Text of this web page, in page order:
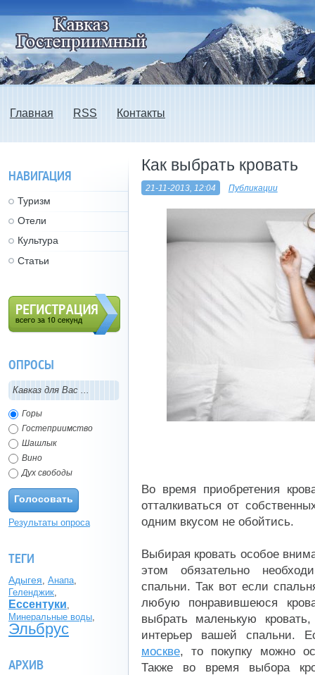
Главная RSS Контакты
Как выбрать кровать
21-11-2013, 12:04 Публикации
Во время приобретения
отталкиваться от
одним вкусом не обойтись.
Выбирая кровать особое
этом обязательно
спальни. Так вот если
любую понравившеюся
выбрать маленькую
интерьер вашей спальни.
москве, то покупку можно
Также во время выбора
НАВИГАЦИЯ
Туризм
Отели
Культура
Статьи
ОПРОСЫ
Кавказ для Вас ...
Горы
Гостеприимство
Шашлык
Вино
Дух свободы
Голосовать
Результаты опроса
ТЕГИ
Адыгея Анапа
Геленджик
Ессентуки
Минеральные воды
Эльбрус
АРХИВ